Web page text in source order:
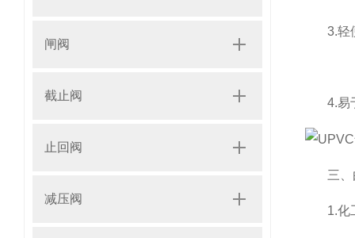
闸阀
截止阀
止回阀
减压阀
3.轻便
4.易于
三、
1.化工